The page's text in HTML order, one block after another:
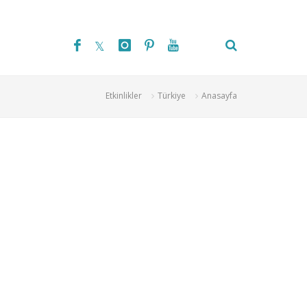
Etkinlikler Türkiye Anasayfa